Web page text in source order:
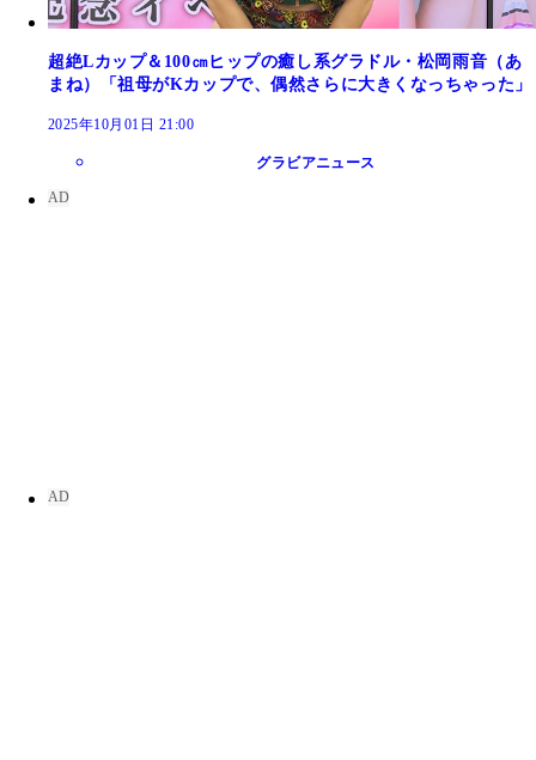
超絶Lカップ＆100㎝ヒップの癒し系グラドル・松岡雨音（あ
まね）「祖母がKカップで、偶然さらに大きくなっちゃった」
2025年10月01日 21:00
グラビアニュース